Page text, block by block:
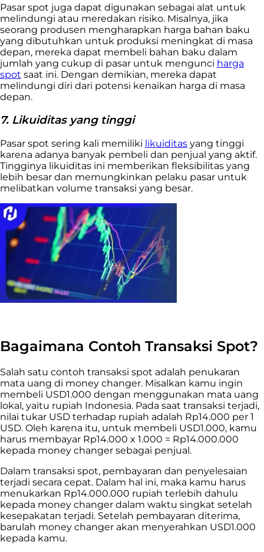
Pasar spot juga dapat digunakan sebagai alat untuk
melindungi atau meredakan risiko. Misalnya, jika
seorang produsen mengharapkan harga bahan baku
yang dibutuhkan untuk produksi meningkat di masa
depan, mereka dapat membeli bahan baku dalam
jumlah yang cukup di pasar untuk mengunci harga
spot saat ini. Dengan demikian, mereka dapat
melindungi diri dari potensi kenaikan harga di masa
depan.
7. Likuiditas yang tinggi
Pasar spot sering kali memiliki likuiditas yang tinggi
karena adanya banyak pembeli dan penjual yang aktif.
Tingginya likuiditas ini memberikan fleksibilitas yang
lebih besar dan memungkinkan pelaku pasar untuk
melibatkan volume transaksi yang besar.
Bagaimana Contoh Transaksi Spot?
Salah satu contoh transaksi spot adalah penukaran
mata uang di money changer. Misalkan kamu ingin
membeli USD1.000 dengan menggunakan mata uang
lokal, yaitu rupiah Indonesia. Pada saat transaksi terjadi,
nilai tukar USD terhadap rupiah adalah Rp14.000 per 1
USD. Oleh karena itu, untuk membeli USD1.000, kamu
harus membayar Rp14.000 x 1.000 = Rp14.000.000
kepada money changer sebagai penjual.
Dalam transaksi spot, pembayaran dan penyelesaian
terjadi secara cepat. Dalam hal ini, maka kamu harus
menukarkan Rp14.000.000 rupiah terlebih dahulu
kepada money changer dalam waktu singkat setelah
kesepakatan terjadi. Setelah pembayaran diterima,
barulah money changer akan menyerahkan USD1.000
kepada kamu.